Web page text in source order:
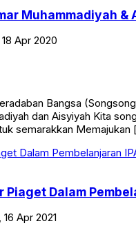
Muhammadiyah &
Apr 2020
Bangsa
dan Aisyiyah Kita
semarakkan Memajukan
Dalam
Apr 2021